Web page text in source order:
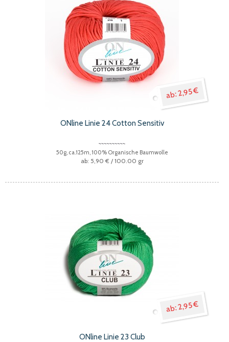
2,95 €
ONline Linie 24 Cotton Sensitiv
50g, ca.125m, 100% Organische Baumwolle
5,90 € / 100.00 gr
2,95 €
ONline Linie 23 Club